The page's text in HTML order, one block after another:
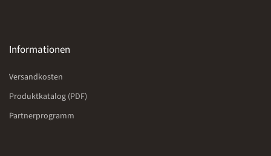
Informationen
Versandkosten
Produktkatalog (PDF)
Partnerprogramm